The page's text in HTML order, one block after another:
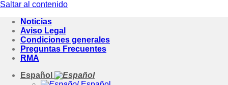
Saltar al contenido
Noticias
Aviso Legal
Condiciones generales
Preguntas Frecuentes
RMA
Español